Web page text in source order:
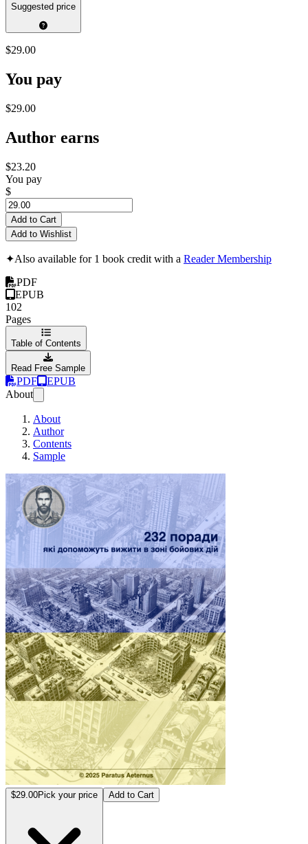
Suggested price
$29.00
You pay
$29.00
Author earns
$23.20
You pay
$
Add to Cart
Add to Wishlist
✦Also available for 1 book credit with a Reader Membership
PDF
EPUB
102
Pages
Table of Contents
Read Free Sample
PDF
EPUB
About
About
Author
Contents
Sample
$29.00Pick your price Add to Cart